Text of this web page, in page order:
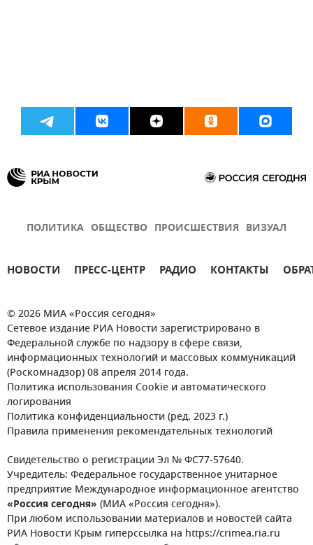
ПОЛИТИКА ОБЩЕСТВО ПРОИСШЕСТВИЯ ВИЗУАЛ
НОВОСТИ ПРЕСС-ЦЕНТР РАДИО КОНТАКТЫ
© 2026 МИА «Россия сегодня»
Сетевое издание РИА Новости зарегистрировано в
Федеральной службе по надзору в сфере связи,
информационных технологий и массовых коммуникаций
(Роскомнадзор) 08 апреля 2014 года.
Политика использования Cookie и автоматического
логирования
Политика конфиденциальности (ред. 2023 г.)
Правила применения рекомендательных технологий
Свидетельство о регистрации Эл № ФС77-57640.
Учредитель: Федеральное государственное унитарное
предприятие Международное информационное агентство
«Россия сегодня» (МИА «Россия сегодня»).
При любом использовании материалов и новостей сайта
РИА Новости Крым гиперссылка на https://crimea.ria.ru